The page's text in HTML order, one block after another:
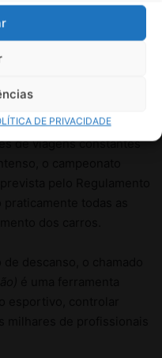
DE PRIVACIDADE